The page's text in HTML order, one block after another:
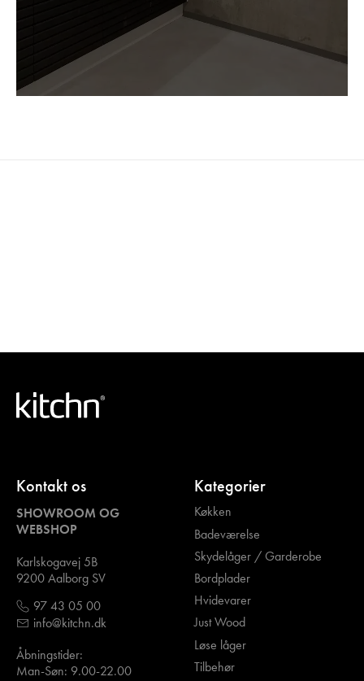
Kontakt os
SHOWROOM OG
WEBSHOP
Karlskogavej 5B
9200 Aalborg SV
97 43 05 00
info@kitchn.dk
Åbningstider:
Man-Søn: 9.00-22.00
Kategorier
Køkken
Badeværelse
Skydelåger / Garderobe
Bordplader
Hvidevarer
Just Wood
Løse låger
Tilbehør